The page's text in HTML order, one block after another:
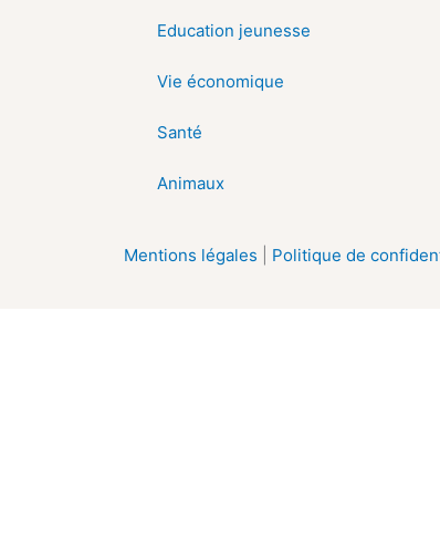
Education jeunesse
Vie économique
Santé
Animaux
Mentions légales Politique de